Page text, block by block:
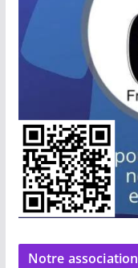
Notre association